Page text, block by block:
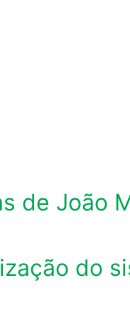
de João
do